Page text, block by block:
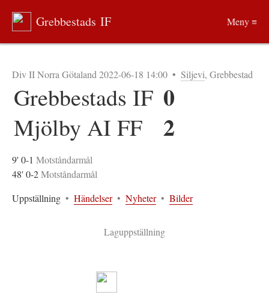
Div II Norra Götaland 2022-06-18 14:00 • Siljevi, Grebbestad
Grebbestads IF 0
Mjölby AI FF 2
9' 0-1 Motståndarmål
48' 0-2Motståndarmål
Uppställning • Händelser • Nyheter • Bilder
Laguppställning
Grebbestads IF Meny ≡